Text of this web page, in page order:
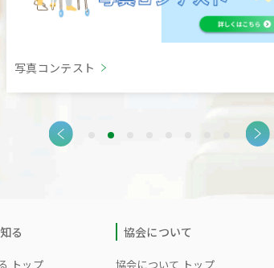
写真コンテスト
る
トップ
協会について
協会について トップ